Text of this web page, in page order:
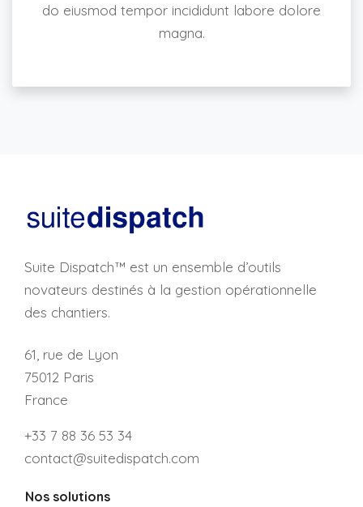
do eiusmod tempor incididunt labore dolore
magna.
Suite Dispatch™ est un ensemble d’outils
novateurs destinés à la gestion opérationnelle
des chantiers.
61, rue de Lyon
75012 Paris
France
+33 7 88 36 53 34
contact@suitedispatch.com
Nos solutions